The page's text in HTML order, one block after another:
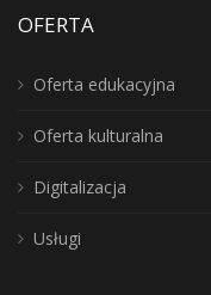
OFERTA
Oferta edukacyjna
Oferta kulturalna
Digitalizacja
Usługi